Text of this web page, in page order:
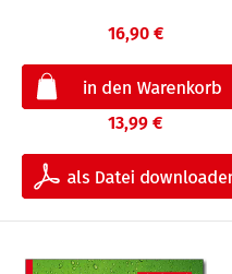
16,90 €
13,99 €